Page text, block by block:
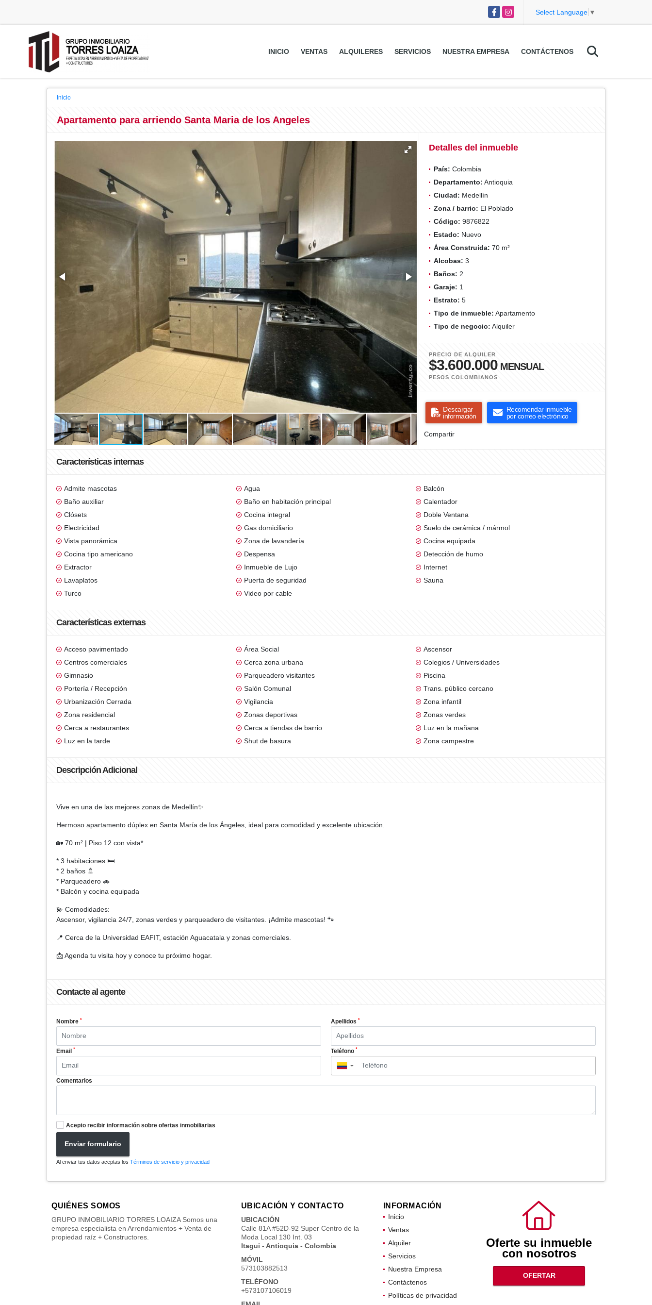
FacebookInstagram Select Language ▼
INICIO VENTAS ALQUILERES SERVICIOS NUESTRA EMPRESA CONTÁCTENOS
Inicio
Apartamento para arriendo Santa Maria de los Angeles
Detalles del inmueble
País: Colombia
Departamento: Antioquia
Ciudad: Medellín
Zona / barrio: El Poblado
Código: 9876822
Estado: Nuevo
Área Construida: 70 m²
Alcobas: 3
Baños: 2
Garaje: 1
Estrato: 5
Tipo de inmueble: Apartamento
Tipo de negocio: Alquiler
PRECIO DE ALQUILER
$3.600.000 MENSUAL
PESOS COLOMBIANOS
Descargar
información
Recomendar inmueble
por correo electrónico
Compartir
Características internas
Admite mascotas Agua
Balcón
Baño auxiliar
Baño en habitación principal
Calentador
Clósets
Cocina integral
Doble Ventana
Electricidad
Gas domiciliario
Suelo de cerámica / mármol
Vista panorámica
Zona de lavandería
Cocina equipada
Cocina tipo americano
Despensa
Detección de humo
Extractor
Inmueble de Lujo
Internet
Lavaplatos
Puerta de seguridad
Sauna
Turco
Video por cable
Características externas
Acceso pavimentado Área Social
Ascensor
Centros comerciales
Cerca zona urbana
Colegios / Universidades
Gimnasio
Parqueadero visitantes
Piscina
Portería / Recepción
Salón Comunal
Trans. público cercano
Urbanización Cerrada
Vigilancia
Zona infantil
Zona residencial
Zonas deportivas
Zonas verdes
Cerca a restaurantes
Cerca a tiendas de barrio
Luz en la mañana
Luz en la tarde
Shut de basura Zona campestre
Descripción Adicional
Vive en una de las mejores zonas de Medellín✨
Hermoso apartamento dúplex en Santa María de los Ángeles, ideal para comodidad y excelente ubicación.
🏡 70 m² | Piso 12 con vista*
* 3 habitaciones 🛏️
* 2 baños 🚿
* Parqueadero 🚗
* Balcón y cocina equipada
💫 Comodidades:
Ascensor, vigilancia 24/7, zonas verdes y parqueadero de visitantes. ¡Admite mascotas! 🐾
📍 Cerca de la Universidad EAFIT, estación Aguacatala y zonas comerciales.
📩 Agenda tu visita hoy y conoce tu próximo hogar.
Contacte al agente
Nombre * Apellidos *
Email * Teléfono *
▼
Comentarios
Acepto recibir información sobre ofertas inmobiliarias
Enviar formulario
Al enviar tus datos aceptas los Términos de servicio y privacidad
QUIÉNES SOMOS
GRUPO INMOBILIARIO TORRES LOAIZA Somos una
empresa especialista en Arrendamientos + Venta de
propiedad raíz + Constructores.
UBICACIÓN Y CONTACTO
UBICACIÓN
Calle 81A #52D-92 Super Centro de la
Moda Local 130 Int. 03
Itagui - Antioquia - Colombia
MÓVIL
573103882513
TELÉFONO
+573107106019
INFORMACIÓN
Inicio
Ventas
Alquiler
Servicios
Nuestra Empresa
Contáctenos
Políticas de privacidad
Oferte su inmueble
con nosotros
OFERTAR